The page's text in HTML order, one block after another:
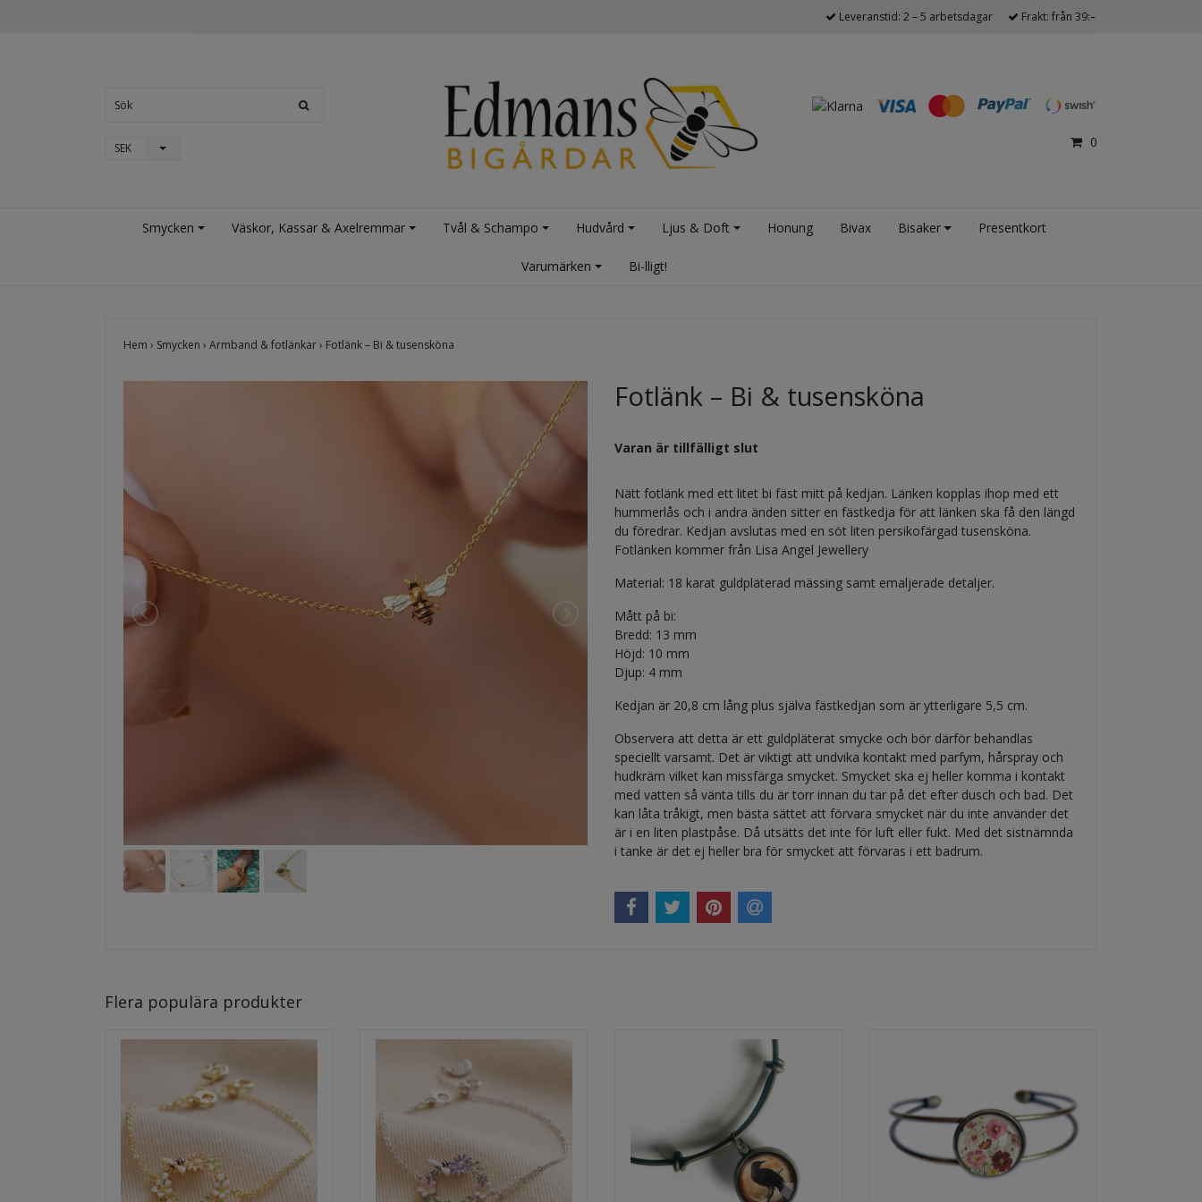
Leveranstid: 2 – 5 arbetsdagar Frakt: från 39:–
SEK 0
Smycken Väskor, Kassar & Axelremmar Tvål & Schampo Hudvård Ljus & Doft Honung Bivax Bisaker Presentkort
Varumärken Bi-lligt!
Hem › Smycken › Armband & fotlänkar› Fotlänk – Bi & tusensköna
Fotlänk – Bi & tusensköna
Varan är tillfälligt slut
Nätt fotlänk med ett litet bi fäst mitt på kedjan. Länken kopplas ihop med ett
hummerlås och i andra änden sitter en fästkedja för att länken ska få den längd
du föredrar. Kedjan avslutas med en söt liten persikofärgad tusensköna.
Fotlänken kommer från Lisa Angel Jewellery
Material: 18 karat guldpläterad mässing samt emaljerade detaljer.
Mått på bi:
Bredd: 13 mm
Höjd: 10 mm
Djup: 4 mm
Kedjan är 20,8 cm lång plus själva fästkedjan som är ytterligare 5,5 cm.
Observera att detta är ett guldpläterat smycke och bör därför behandlas
speciellt varsamt. Det är viktigt att undvika kontakt med parfym, hårspray och
hudkräm vilket kan missfärga smycket. Smycket ska ej heller komma i kontakt
med vatten så vänta tills du är torr innan du tar på det efter dusch och bad. Det
kan låta tråkigt, men bästa sättet att förvara smycket när du inte använder det
är i en liten plastpåse. Då utsätts det inte för luft eller fukt. Med det sistnämnda
i tanke är det ej heller bra för smycket att förvaras i ett badrum.
Flera populära produkter